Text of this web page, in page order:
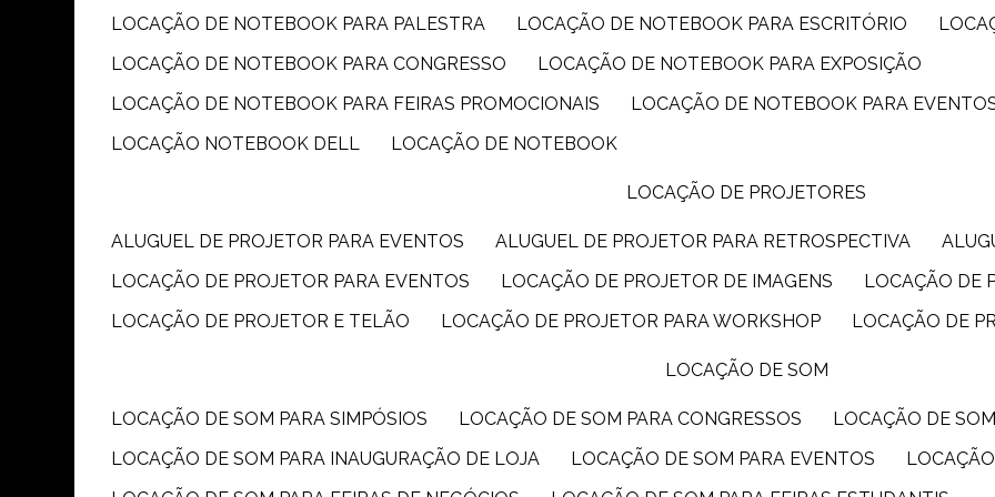
LOCAÇÃO DE NOTEBOOK PARA PALESTRA LOCAÇÃO DE NOTEBOOK PARA ESCRITÓRIO
LOCAÇÃO DE NOTEBOOK PARA CONGRESSO
LOCAÇÃO DE NOTEBOOK PARA EXPOSIÇÃO
LOCAÇÃO DE NOTEBOOK PARA FEIRAS PROMOCIONAIS
LOCAÇÃO DE NOTEBOOK PARA
LOCAÇÃO NOTEBOOK DELL
LOCAÇÃO DE NOTEBOOK
LOCAÇÃO DE PROJETORES
ALUGUEL DE PROJETOR PARA EVENTOS ALUGUEL DE PROJETOR PARA RETROSPECTIVA
LOCAÇÃO DE PROJETOR PARA EVENTOS
LOCAÇÃO DE PROJETOR DE IMAGENS
LOCAÇÃO DE
LOCAÇÃO DE PROJETOR E TELÃO
LOCAÇÃO DE PROJETOR PARA WORKSHOP LOCAÇÃO DE
LOCAÇÃO DE SOM
LOCAÇÃO DE SOM PARA SIMPÓSIOS LOCAÇÃO DE SOM PARA CONGRESSOS
LOCAÇÃO DE
LOCAÇÃO DE SOM PARA INAUGURAÇÃO DE LOJA
LOCAÇÃO DE SOM PARA EVENTOS